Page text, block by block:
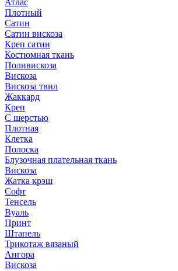
Атлас
Плотный
Сатин
Сатин вискоза
Креп сатин
Костюмная ткань
Поливискоза
Вискоза
Вискоза твил
Жаккард
Креп
С шерстью
Плотная
Клетка
Полоска
Блузочная плательная ткань
Вискоза
Жатка крэш
Софт
Тенсель
Вуаль
Принт
Штапель
Трикотаж вязаный
Ангора
Вискоза